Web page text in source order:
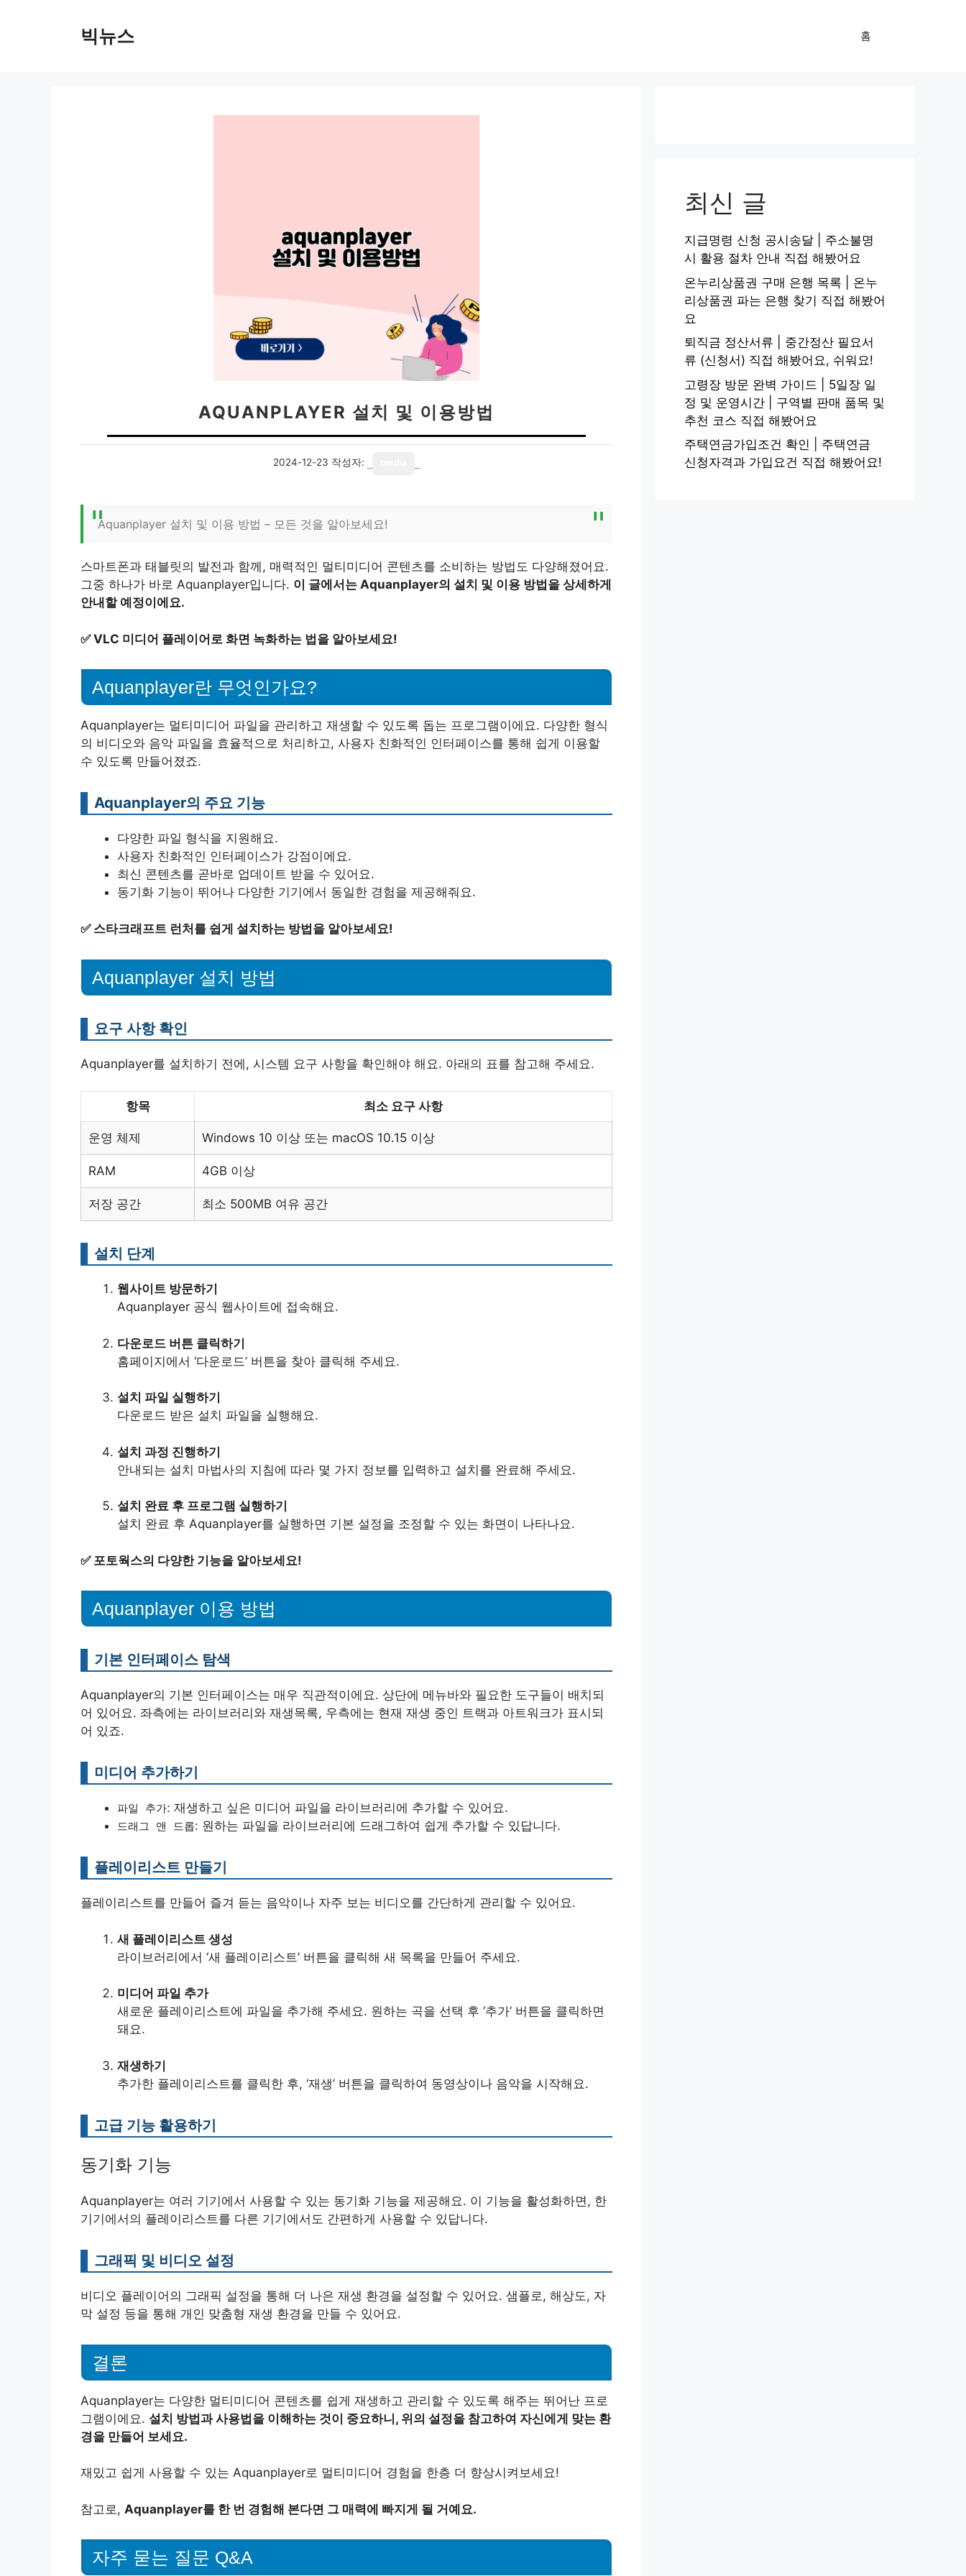
빅뉴스 홈
AQUANPLAYER 설치 및 이용방법
2024-12-23 작성자:
Aquanplayer 설치 및 이용 방법 – 모든 것을 알아보세요!
스마트폰과 태블릿의 발전과 함께, 매력적인 멀티미디어 콘텐츠를 소비하는 방법도 다양해졌어요.
그중 하나가 바로 Aquanplayer입니다. 이 글에서는 Aquanplayer의 설치 및 이용 방법을 상세하게
안내할 예정이에요.
✅VLC 미디어 플레이어로 화면 녹화하는 법을 알아보세요!
Aquanplayer란 무엇인가요?
Aquanplayer는 멀티미디어 파일을 관리하고 재생할 수 있도록 돕는 프로그램이에요. 다양한 형식
의 비디오와 음악 파일을 효율적으로 처리하고, 사용자 친화적인 인터페이스를 통해 쉽게 이용할
수 있도록 만들어졌죠.
Aquanplayer의 주요 기능
다양한 파일 형식을 지원해요.
사용자 친화적인 인터페이스가 강점이에요.
최신 콘텐츠를 곧바로 업데이트 받을 수 있어요.
동기화 기능이 뛰어나 다양한 기기에서 동일한 경험을 제공해줘요.
✅ 스타크래프트 런처를 쉽게 설치하는 방법을 알아보세요!
Aquanplayer 설치 방법
요구 사항 확인
Aquanplayer를 설치하기 전에, 시스템 요구 사항을 확인해야 해요. 아래의 표를 참고해 주세요.
항목 최소 요구 사항
운영 체제 Windows 10 이상 또는 macOS 10.15 이상
RAM 4GB 이상
저장 공간 최소 500MB 여유 공간
설치 단계
웹사이트 방문하기
Aquanplayer 공식 웹사이트에 접속해요.
다운로드 버튼 클릭하기
홈페이지에서 ‘다운로드’ 버튼을 찾아 클릭해 주세요.
설치 파일 실행하기
다운로드 받은 설치 파일을 실행해요.
설치 과정 진행하기
안내되는 설치 마법사의 지침에 따라 몇 가지 정보를 입력하고 설치를 완료해 주세요.
설치 완료 후 프로그램 실행하기
설치 완료 후 Aquanplayer를 실행하면 기본 설정을 조정할 수 있는 화면이 나타나요.
✅ 포토웍스의 다양한 기능을 알아보세요!
Aquanplayer 이용 방법
기본 인터페이스 탐색
Aquanplayer의 기본 인터페이스는 매우 직관적이에요. 상단에 메뉴바와 필요한 도구들이 배치되
어 있어요. 좌측에는 라이브러리와 재생목록, 우측에는 현재 재생 중인 트랙과 아트워크가 표시되
어 있죠.
미디어 추가하기
파일 추가: 재생하고 싶은 미디어 파일을 라이브러리에 추가할 수 있어요.
드래그 앤 드롭: 원하는 파일을 라이브러리에 드래그하여 쉽게 추가할 수 있답니다.
플레이리스트 만들기
플레이리스트를 만들어 즐겨 듣는 음악이나 자주 보는 비디오를 간단하게 관리할 수 있어요.
새 플레이리스트 생성
라이브러리에서 ‘새 플레이리스트’ 버튼을 클릭해 새 목록을 만들어 주세요.
미디어 파일 추가
새로운 플레이리스트에 파일을 추가해 주세요. 원하는 곡을 선택 후 ‘추가’ 버튼을 클릭하면
돼요.
재생하기
추가한 플레이리스트를 클릭한 후, ‘재생’ 버튼을 클릭하여 동영상이나 음악을 시작해요.
고급 기능 활용하기
동기화 기능
Aquanplayer는 여러 기기에서 사용할 수 있는 동기화 기능을 제공해요. 이 기능을 활성화하면, 한
기기에서의 플레이리스트를 다른 기기에서도 간편하게 사용할 수 있답니다.
그래픽 및 비디오 설정
비디오 플레이어의 그래픽 설정을 통해 더 나은 재생 환경을 설정할 수 있어요. 샘플로, 해상도, 자
막 설정 등을 통해 개인 맞춤형 재생 환경을 만들 수 있어요.
결론
Aquanplayer는 다양한 멀티미디어 콘텐츠를 쉽게 재생하고 관리할 수 있도록 해주는 뛰어난 프로
그램이에요. 설치 방법과 사용법을 이해하는 것이 중요하니, 위의 설정을 참고하여 자신에게 맞는 환
경을 만들어 보세요.
재밌고 쉽게 사용할 수 있는 Aquanplayer로 멀티미디어 경험을 한층 더 향상시켜보세요!
참고로, Aquanplayer를 한 번 경험해 본다면 그 매력에 빠지게 될 거예요.
자주 묻는 질문 Q&A
최신 글
지급명령 신청 공시송달 | 주소불명
시 활용 절차 안내 직접 해봤어요
온누리상품권 구매 은행 목록 | 온누
리상품권 파는 은행 찾기 직접 해봤어
요
퇴직금 정산서류 | 중간정산 필요서
류 (신청서) 직접 해봤어요, 쉬워요!
고령장 방문 완벽 가이드 | 5일장 일
정 및 운영시간 | 구역별 판매 품목 및
추천 코스 직접 해봤어요
주택연금가입조건 확인 | 주택연금
신청자격과 가입요건 직접 해봤어요!